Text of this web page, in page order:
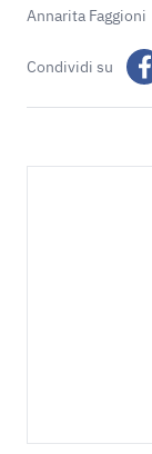
Annarita Faggioni
Condividi su